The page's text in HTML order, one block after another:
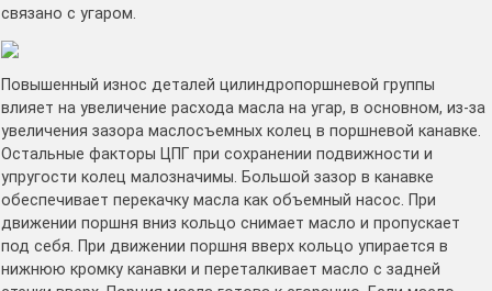
связано с угаром.
Повышенный износ деталей цилиндропоршневой группы
влияет на увеличение расхода масла на угар, в основном, из-за
увеличения зазора маслосъемных колец в поршневой канавке.
Остальные факторы ЦПГ при сохранении подвижности и
упругости колец малозначимы. Большой зазор в канавке
обеспечивает перекачку масла как объемный насос. При
движении поршня вниз кольцо снимает масло и пропускает
под себя. При движении поршня вверх кольцо упирается в
нижнюю кромку канавки и переталкивает масло с задней